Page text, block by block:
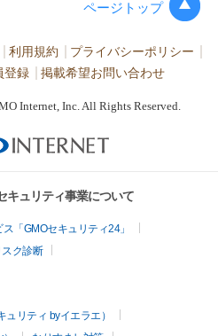
ページトップ
利用規約
プライバシーポリシー
登録 掲載希望お問い合わせ
Internet, Inc. All Rights Reserved.
キュリティ事業について
「GMOセキュリティ24」
ク診断
リティ byイエラエ）